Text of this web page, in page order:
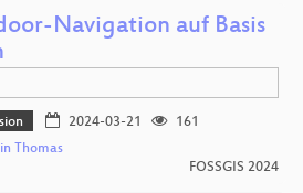
Navigation auf Basis
2024-03-21
161
Thomas
FOSSGIS 2024